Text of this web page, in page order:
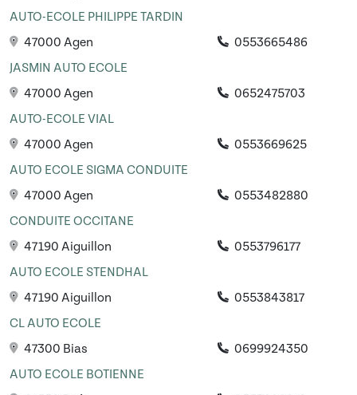
AUTO-ECOLE PHILIPPE TARDIN
47000 Agen
0553665486
JASMIN AUTO ECOLE
47000 Agen
0652475703
AUTO-ECOLE VIAL
47000 Agen
0553669625
AUTO ECOLE SIGMA CONDUITE
47000 Agen
0553482880
CONDUITE OCCITANE
47190 Aiguillon
0553796177
AUTO ECOLE STENDHAL
47190 Aiguillon
0553843817
CL AUTO ECOLE
47300 Bias
0699924350
AUTO ECOLE BOTIENNE